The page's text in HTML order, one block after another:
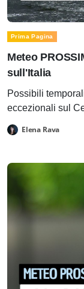
Prima Pagina
Meteo
sull'Italia
Possibili
eccezionali sul
Elena Rava